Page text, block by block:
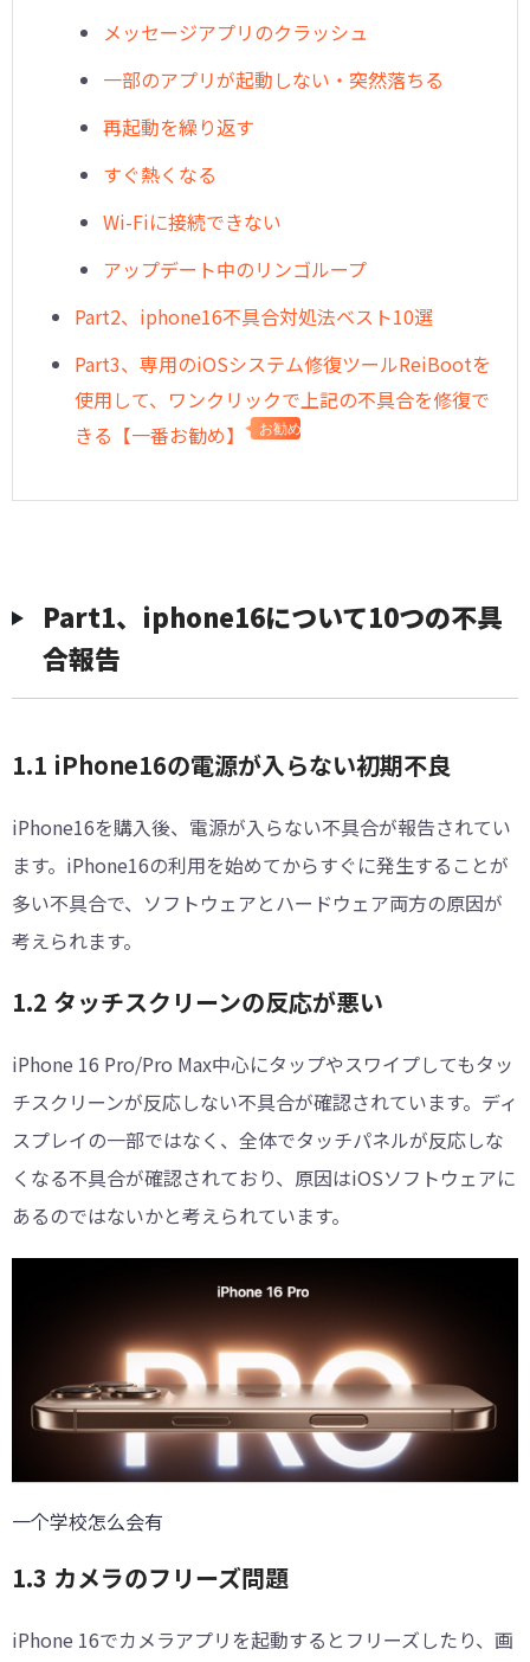
メッセージアプリのクラッシュ
一部のアプリが起動しない・突然落ちる
再起動を繰り返す
すぐ熱くなる
Wi-Fiに接続できない
アップデート中のリンゴループ
Part2、iphone16不具合対処法ベスト10選
Part3、専用のiOSシステム修復ツールReiBootを
使用して、ワンクリックで上記の不具合を修復で
きる【一番お勧め】
お勧め
Part1、iphone16について10つの不具
合報告
1.1 iPhone16の電源が入らない初期不良
iPhone16を購入後、電源が入らない不具合が報告されてい
ます。iPhone16の利用を始めてからすぐに発生することが
多い不具合で、ソフトウェアとハードウェア両方の原因が
考えられます。
1.2 タッチスクリーンの反応が悪い
iPhone 16 Pro/Pro Max中心にタップやスワイプしてもタッ
チスクリーンが反応しない不具合が確認されています。ディ
スプレイの一部ではなく、全体でタッチパネルが反応しな
くなる不具合が確認されており、原因はiOSソフトウェアに
あるのではないかと考えられています。
一个学校怎么会有
1.3 カメラのフリーズ問題
iPhone 16でカメラアプリを起動するとフリーズしたり、画